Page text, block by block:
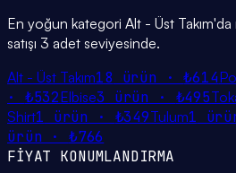
En yoğun kategori Alt - Üst Takım'da
satışı 3 adet seviyesinde.
Alt - Üst Takım18 ürün ·₺614
· ₺532Elbise3 ürün · ₺495
Shirt1 ürün · ₺349Tulum1
ürün · ₺766
FİYAT KONUMLANDIRMA